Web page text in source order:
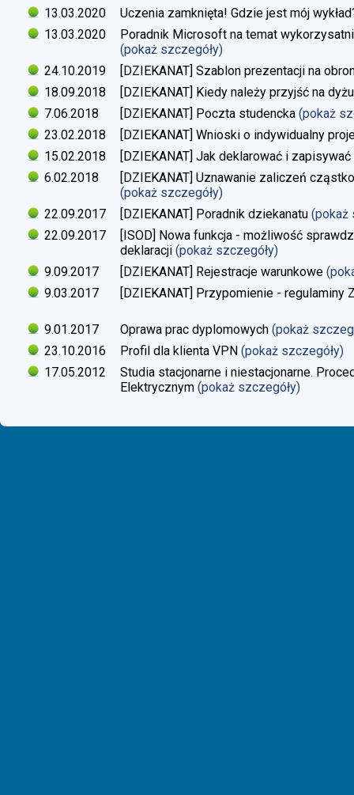
13.03.2020
Uczenia zamknięta! Gdzie jest mój
13.03.2020
Poradnik Microsoft na temat
(pokaż szczegóły)
24.10.2019
[DZIEKANAT] Szablon prezentacji na
18.09.2018
[DZIEKANAT] Kiedy należy przyjść na
7.06.2018
[DZIEKANAT] Poczta studencka (pokaż
23.02.2018
[DZIEKANAT] Wnioski o indywidualny
15.02.2018
[DZIEKANAT] Jak deklarować i
6.02.2018
[DZIEKANAT] Uznawanie zaliczeń
(pokaż szczegóły)
22.09.2017
[DZIEKANAT] Poradnik dziekanatu (pokaż
22.09.2017
[ISOD] Nowa funkcja - możliwość
deklaracji (pokaż szczegóły)
9.09.2017
[DZIEKANAT] Rejestracje warunkowe
9.03.2017
[DZIEKANAT] Przypomienie - regulaminy
9.01.2017 Oprawa prac dyplomowych (pokaż
23.10.2016
Profil dla klienta VPN (pokaż szczegóły)
17.05.2012
Studia stacjonarne i niestacjonarne.
Elektrycznym (pokaż szczegóły)